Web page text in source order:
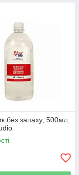
без запаху, 500мл,